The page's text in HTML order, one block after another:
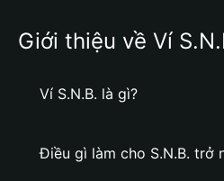
Giới thiệu về Ví
Ví S.N.B. là gì?
Điều gì làm cho S.N.B. trở